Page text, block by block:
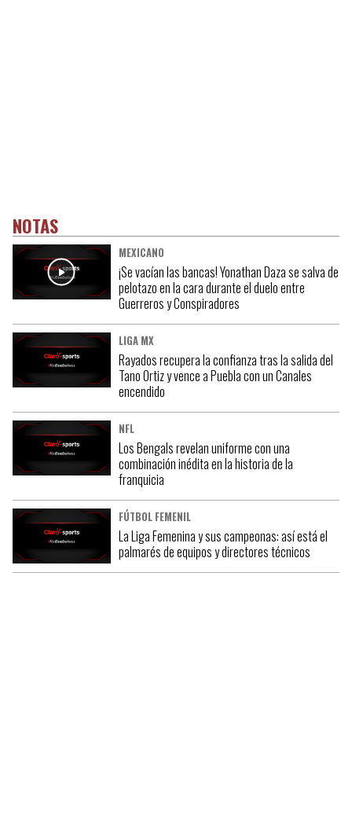
NOTAS
MEXICANO
¡Se vacían las bancas! Yonathan Daza se salva de
pelotazo en la cara durante el duelo entre
Guerreros y Conspiradores
LIGA MX
Rayados recupera la confianza tras la salida del
Tano Ortiz y vence a Puebla con un Canales
encendido
NFL
Los Bengals revelan uniforme con una
combinación inédita en la historia de la
franquicia
FÚTBOL FEMENIL
La Liga Femenina y sus campeonas: así está el
palmarés de equipos y directores técnicos